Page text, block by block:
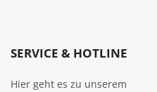
SERVICE & HOTLINE
Hier geht es zu unserem